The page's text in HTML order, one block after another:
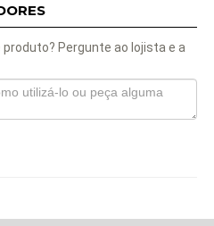
Pergunte ao lojista e a